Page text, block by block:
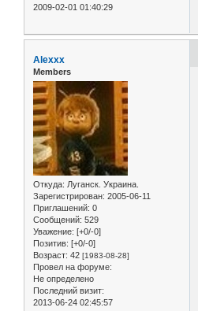
2009-02-01 01:40:29
Alexxx
Members
Откуда: Луганск. Украина.
Зарегистрирован: 2005-06-11
Приглашений: 0
Сообщений: 529
Уважение: [+0/-0]
Позитив: [+0/-0]
Возраст: 42 [1983-08-28]
Провел на форуме:
Не определено
Последний визит:
2013-06-24 02:45:57